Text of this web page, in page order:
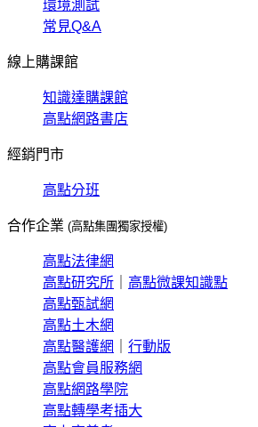
環境測試
常見Q&A
線上購課館
知識達購課館
高點網路書店
經銷門市
高點分班
合作企業 (高點集團獨家授權)
高點法律網
高點研究所
高點微課知識點
高點甄試網
高點土木網
高點醫護網
行動版
高點會員服務網
高點網路學院
高點轉學考插大